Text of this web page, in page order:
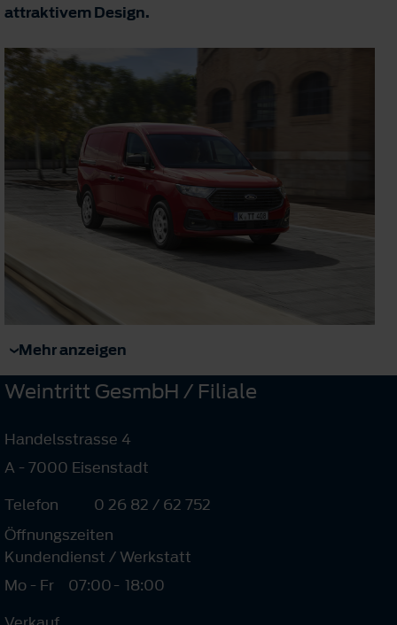
attraktivem Design.
Mehr anzeigen
Weintritt GesmbH / Filiale
Handelsstrasse 4
A - 7000 Eisenstadt
Telefon
0 26 82 / 62 752
Öffnungszeiten
Kundendienst / Werkstatt
Mo - Fr
07:00- 18:00